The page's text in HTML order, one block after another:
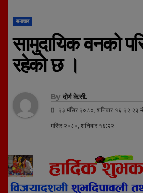
समाचार
सामुदायिक वनको
रहेको छ ।
By दोर्ण के.सी.
२३ मंसिर २०८०, शनिबार १६:२२ २३
मंसिर २०८०, शनिबार १६:२२